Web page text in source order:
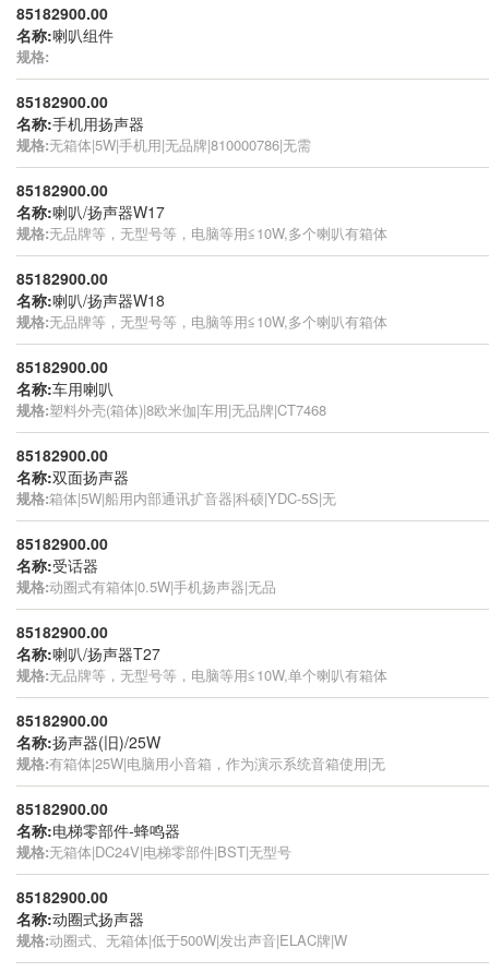
85182900.00
名称:喇叭组件
规格:
85182900.00
名称:手机用扬声器
规格:无箱体|5W|手机用|无品牌|810000786|无需
85182900.00
名称:喇叭/扬声器W17
规格:无品牌等，无型号等，电脑等用≦10W,多个喇叭有箱体
85182900.00
名称:喇叭/扬声器W18
规格:无品牌等，无型号等，电脑等用≦10W,多个喇叭有箱体
85182900.00
名称:车用喇叭
规格:塑料外壳(箱体)|8欧米伽|车用|无品牌|CT7468
85182900.00
名称:双面扬声器
规格:箱体|5W|船用内部通讯扩音器|科硕|YDC-5S|无
85182900.00
名称:受话器
规格:动圈式有箱体|0.5W|手机扬声器|无品
85182900.00
名称:喇叭/扬声器T27
规格:无品牌等，无型号等，电脑等用≦10W,单个喇叭有箱体
85182900.00
名称:扬声器(旧)/25W
规格:有箱体|25W|电脑用小音箱，作为演示系统音箱使用|无
85182900.00
名称:电梯零部件-蜂鸣器
规格:无箱体|DC24V|电梯零部件|BST|无型号
85182900.00
名称:动圈式扬声器
规格:动圈式、无箱体|低于500W|发出声音|ELAC牌|W